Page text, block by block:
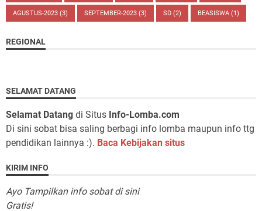
AGUSTUS-2023 (3) SEPTEMBER-2023 (3) SD (2) BEASISWA (1)
REGIONAL
SELAMAT DATANG
Selamat Datang di Situs Info-Lomba.com
Di sini sobat bisa saling berbagi info lomba maupun info ttg
pendidikan lainnya :). Baca Kebijakan situs
KIRIM INFO
Ayo Tampilkan info sobat di sini
Gratis!